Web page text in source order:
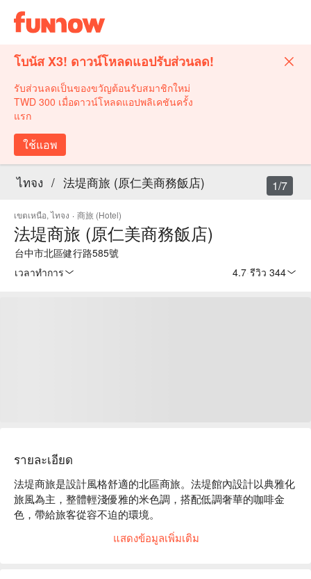
โบนัส X3! ดาวน์โหลดแอปรับส่วนลด!
รับส่วนลดเป็นของขวัญต้อนรับสมาชิกใหม่
TWD 300 เมื่อดาวน์โหลดแอปพลิเคชันครั้ง
แรก
ใช้แอพ
ไทจง / 法堤商旅 (原仁美商務飯店)
เขตเหนือ, ไทจง · 商旅 (Hotel)
法堤商旅 (原仁美商務飯店)
台中市北區健行路585號
เวลาทำการ
4.7· รีวิว 344
1/7
รายละเอียด
法堤商旅是設計風格舒適的北區商旅。法堤館內設計以典雅化
旅風為主，整體輕淺優雅的米色調，搭配低調奢華的咖啡金
色，帶給旅客從容不迫的環境。
法堤商旅評價：平台 4.6 星好評推薦
法堤商旅推薦：鄰近一中商圈，下台中交流道後約 15 分鐘車
แสดงข้อมูลเพิ่มเติม